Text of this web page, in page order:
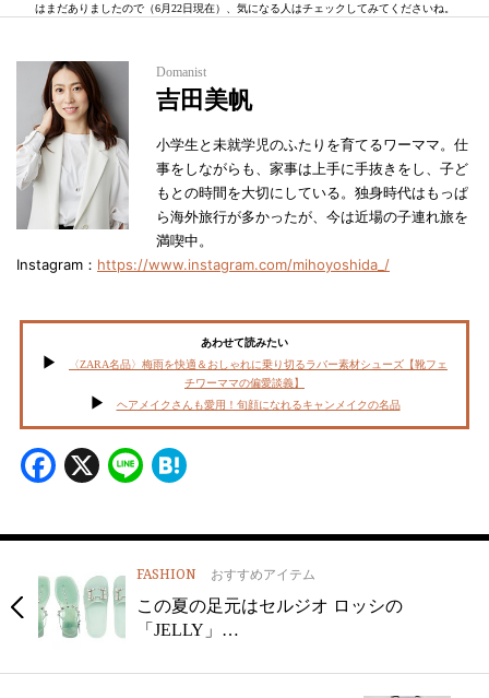
はまだありましたので（6月22日現在）、気になる人はチェックしてみてくださいね。
Domanist
吉田美帆
小学生と未就学児のふたりを育てるワーママ。仕
事をしながらも、家事は上手に手抜きをし、子ど
もとの時間を大切にしている。独身時代はもっぱ
ら海外旅行が多かったが、今は近場の子連れ旅を
満喫中。
Instagram： https://www.instagram.com/mihoyoshida_/
あわせて読みたい
〈ZARA名品〉梅雨を快適＆おしゃれに乗り切るラバー素材シューズ【靴フェ
チワーママの偏愛談義】
ヘアメイクさんも愛用！旬顔になれるキャンメイクの名品
Facebook
X Line
FASHION おすすめアイテム
この夏の足元はセルジオ ロッシの
「JELLY」…